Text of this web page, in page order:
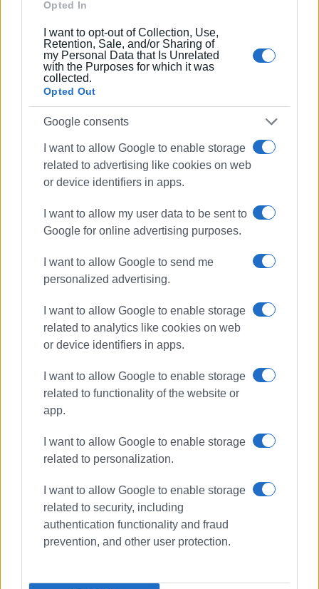
Opted In
I want to opt-out of Collection, Use,
Retention, Sale, and/or Sharing of
my Personal Data that Is Unrelated
with the Purposes for which it was
collected.
Opted Out
Google consents
I want to allow Google to enable storage
related to advertising like cookies on web
or device identifiers in apps.
I want to allow my user data to be sent to
Google for online advertising purposes.
I want to allow Google to send me
personalized advertising.
I want to allow Google to enable storage
related to analytics like cookies on web
or device identifiers in apps.
I want to allow Google to enable storage
related to functionality of the website or
app.
I want to allow Google to enable storage
related to personalization.
I want to allow Google to enable storage
related to security, including
authentication functionality and fraud
prevention, and other user protection.
- Με το ιστιοπλοϊκό τμήμα του Ναυτικού Αθλητικού
Ομίλου Κέρκυρας (ΝΑΟΚ) συνδιοργανώνουμε αγώνα
μικρών σκαφών στη τελετή λήξης του χειμερινού camp.
- Με τον Κερκυραϊκό Γυμναστικό Σύλλογο
συνδιοργανώνουμε αγώνα μπάσκετ στην τελετή λήξης
του χειμερινού camp.
Για το Διοικητικό Συμβούλιο
Ο Πρόεδρος Η
Γραμματέας
Σπύρος Δολιανίτης Λένα
Συνδρομητές στο e-paper